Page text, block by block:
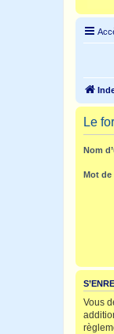
Le
Nom
Mot de
Vous